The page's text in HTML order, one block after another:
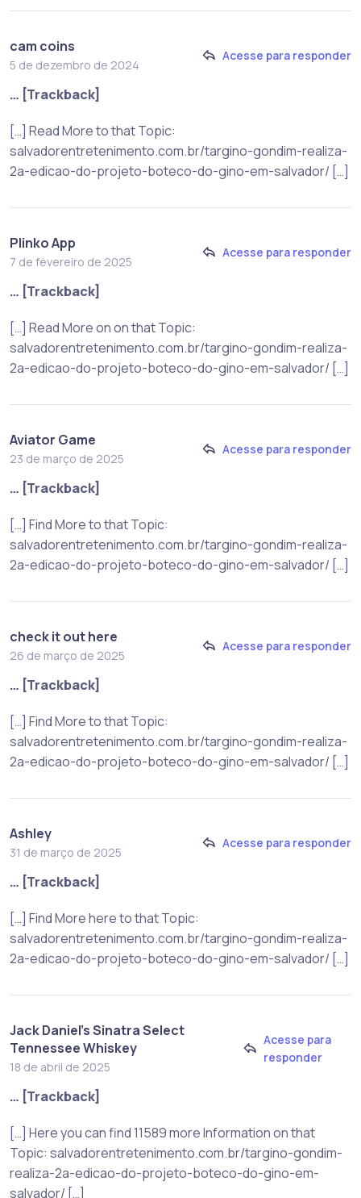
cam coins
5 de dezembro de 2024
Acesse para responder
… [Trackback]
[…] Read More to that Topic:
salvadorentretenimento.com.br/targino-gondim-realiza-
2a-edicao-do-projeto-boteco-do-gino-em-salvador/ […]
Plinko App
7 de fevereiro de 2025
Acesse para responder
… [Trackback]
[…] Read More on on that Topic:
salvadorentretenimento.com.br/targino-gondim-realiza-
2a-edicao-do-projeto-boteco-do-gino-em-salvador/ […]
Aviator Game
23 de março de 2025
Acesse para responder
… [Trackback]
[…] Find More to that Topic:
salvadorentretenimento.com.br/targino-gondim-realiza-
2a-edicao-do-projeto-boteco-do-gino-em-salvador/ […]
check it out here
26 de março de 2025
Acesse para responder
… [Trackback]
[…] Find More to that Topic:
salvadorentretenimento.com.br/targino-gondim-realiza-
2a-edicao-do-projeto-boteco-do-gino-em-salvador/ […]
Ashley
31 de março de 2025
Acesse para responder
… [Trackback]
[…] Find More here to that Topic:
salvadorentretenimento.com.br/targino-gondim-realiza-
2a-edicao-do-projeto-boteco-do-gino-em-salvador/ […]
Jack Daniel’s Sinatra Select
Tennessee Whiskey
18 de abril de 2025
Acesse para
responder
… [Trackback]
[…] Here you can find 11589 more Information on that
Topic: salvadorentretenimento.com.br/targino-gondim-
realiza-2a-edicao-do-projeto-boteco-do-gino-em-
salvador/ […]